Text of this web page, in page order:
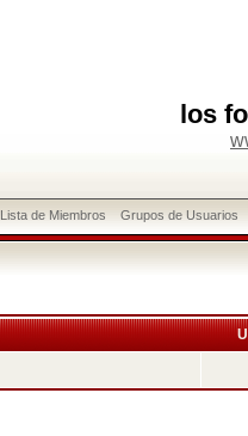
los
Lista de Miembros Grupos de Usuarios